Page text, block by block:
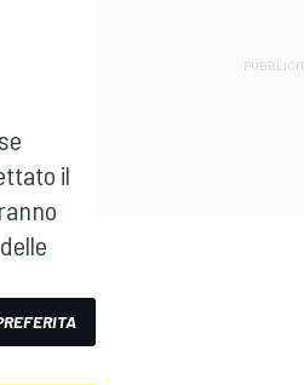
il